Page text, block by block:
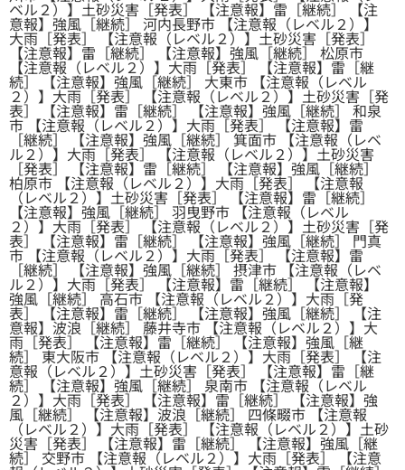
ベル２）】土砂災害［発表］ 【注意報】雷［継続］ 【注
意報】強風［継続］ 河内長野市 【注意報（レベル２）】
大雨［発表］ 【注意報（レベル２）】土砂災害［発表］
【注意報】雷［継続］ 【注意報】強風［継続］ 松原市
【注意報（レベル２）】大雨［発表］ 【注意報】雷［継
続］ 【注意報】強風［継続］ 大東市 【注意報（レベル
２）】大雨［発表］ 【注意報（レベル２）】土砂災害［発
表］ 【注意報】雷［継続］ 【注意報】強風［継続］ 和泉
市 【注意報（レベル２）】大雨［発表］ 【注意報】雷
［継続］ 【注意報】強風［継続］ 箕面市 【注意報（レベ
ル２）】大雨［発表］ 【注意報（レベル２）】土砂災害
［発表］ 【注意報】雷［継続］ 【注意報】強風［継続］
柏原市 【注意報（レベル２）】大雨［発表］ 【注意報
（レベル２）】土砂災害［発表］ 【注意報】雷［継続］
【注意報】強風［継続］ 羽曳野市 【注意報（レベル
２）】大雨［発表］ 【注意報（レベル２）】土砂災害［発
表］ 【注意報】雷［継続］ 【注意報】強風［継続］ 門真
市 【注意報（レベル２）】大雨［発表］ 【注意報】雷
［継続］ 【注意報】強風［継続］ 摂津市 【注意報（レベ
ル２）】大雨［発表］ 【注意報】雷［継続］ 【注意報】
強風［継続］ 高石市 【注意報（レベル２）】大雨［発
表］ 【注意報】雷［継続］ 【注意報】強風［継続］ 【注
意報】波浪［継続］ 藤井寺市 【注意報（レベル２）】大
雨［発表］ 【注意報】雷［継続］ 【注意報】強風［継
続］ 東大阪市 【注意報（レベル２）】大雨［発表］ 【注
意報（レベル２）】土砂災害［発表］ 【注意報】雷［継
続］ 【注意報】強風［継続］ 泉南市 【注意報（レベル
２）】大雨［発表］ 【注意報】雷［継続］ 【注意報】強
風［継続］ 【注意報】波浪［継続］ 四條畷市 【注意報
（レベル２）】大雨［発表］ 【注意報（レベル２）】土砂
災害［発表］ 【注意報】雷［継続］ 【注意報】強風［継
続］ 交野市 【注意報（レベル２）】大雨［発表］ 【注意